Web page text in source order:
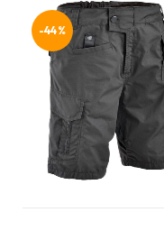
-44%